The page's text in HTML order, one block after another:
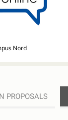
Nord
PROPOSALS